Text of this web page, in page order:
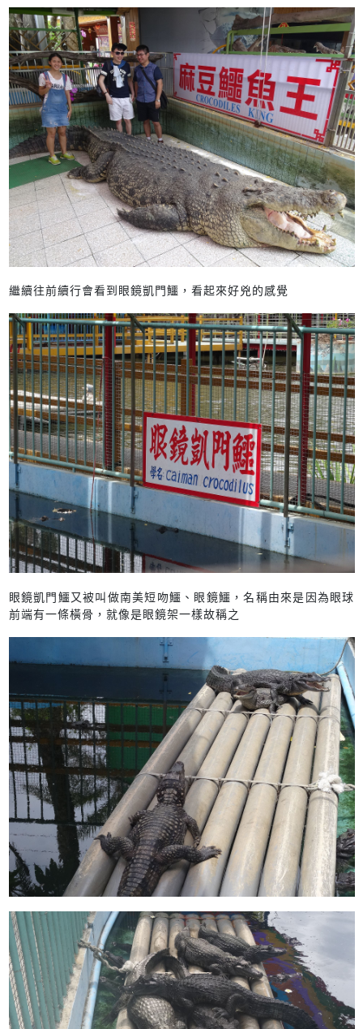
繼續往前續行會看到眼鏡凱門鱷，看起來好兇的感覺
眼鏡凱門鱷又被叫做南美短吻鱷、眼鏡鱷，名稱由來是因為眼球
前端有一條橫骨，就像是眼鏡架一樣故稱之